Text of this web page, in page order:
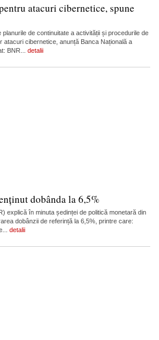
atacuri cibernetice, spune
de continuitate a activității și procedurile de
cibernetice, anunță Banca Națională a
BNR... detalii
dobânda la 6,5%
explică în minuta ședinței de politică monetară din
dobânzii de referință la 6,5%, printre care:
detalii